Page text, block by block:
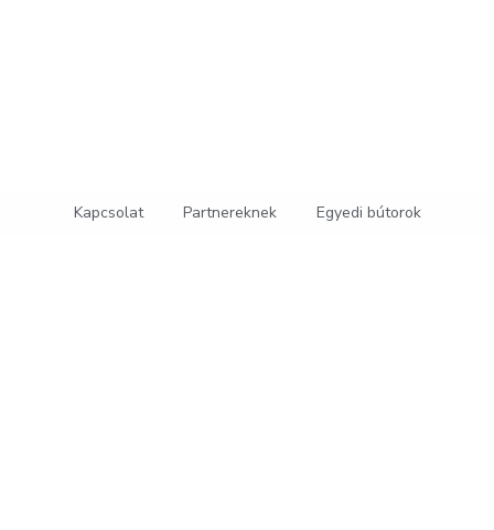
Kapcsolat Partnereknek Egyedi bútorok